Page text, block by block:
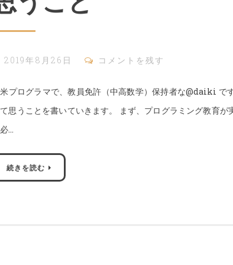
2019年8月26日 コメントを残す
プログラマで、教員免許（中高数学）保持者な@daiki で
思うことを書いていきます。 まず、プログラミング教育
…
続きを読む